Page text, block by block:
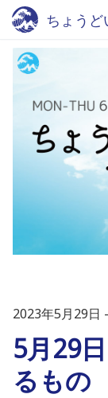
ちょう
2023年5月29日
5月29
るもの